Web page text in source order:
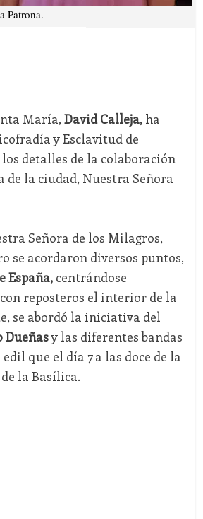
Patrona.
María, David Calleja,ha
y Esclavitud de
detalles de la colaboración
la ciudad, Nuestra Señora
Señora de los Milagros,
se acordaron diversos puntos,
España,centrándose
reposteros el interior de la
se abordó la iniciativa del
Dueñasy las diferentes bandas
que el día 7 a las doce de la
la Basílica.